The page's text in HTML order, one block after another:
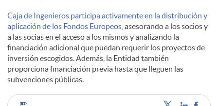
e
s
Caja de Ingenieros participa activamente en la distribución y
aplicación de los Fondos Europeos, asesorando a los socios y
a las socias en el acceso a los mismos y analizando la
financiación adicional que puedan requerir los proyectos de
inversión escogidos. Además, la Entidad también
proporciona financiación previa hasta que lleguen las
subvenciones públicas.